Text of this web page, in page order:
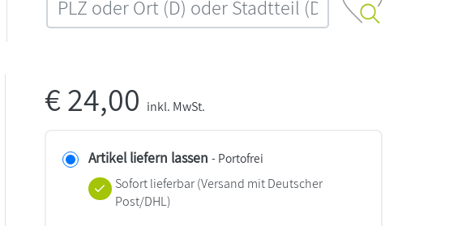
€24,00 inkl. MwSt.
Artikel liefern lassen - Portofrei
Sofort lieferbar(Versand mit Deutscher
Post/DHL)